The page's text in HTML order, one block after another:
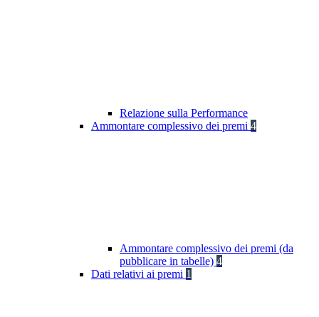
Relazione sulla Performance
Ammontare complessivo dei premi 4
Ammontare complessivo dei premi (da
pubblicare in tabelle) 4
Dati relativi ai premi 1